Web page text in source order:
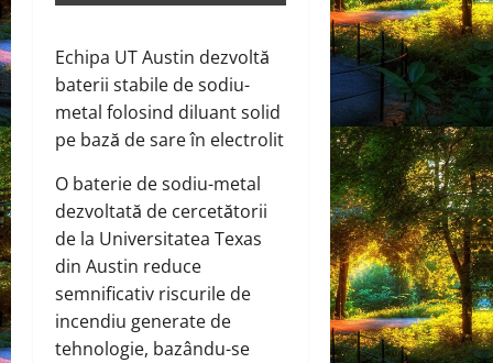
Echipa UT Austin dezvoltă
baterii stabile de sodiu-
metal folosind diluant solid
pe bază de sare în electrolit
O baterie de sodiu-metal
dezvoltată de cercetătorii
de la Universitatea Texas
din Austin reduce
semnificativ riscurile de
incendiu generate de
tehnologie, bazându-se